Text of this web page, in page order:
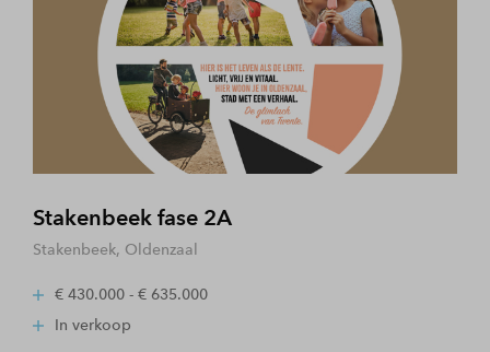
Stakenbeek fase 2A
Stakenbeek, Oldenzaal
€ 430.000 - € 635.000
In verkoop